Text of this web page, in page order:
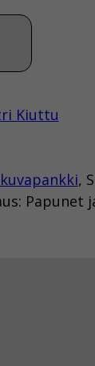
Kiuttu
,
Papunet